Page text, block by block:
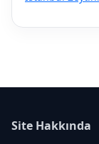
Site Hakkında